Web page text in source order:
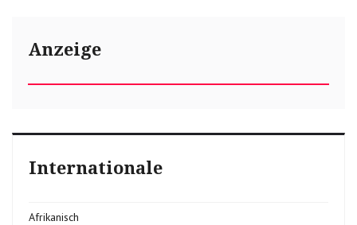
Anzeige
Internationale
Afrikanisch